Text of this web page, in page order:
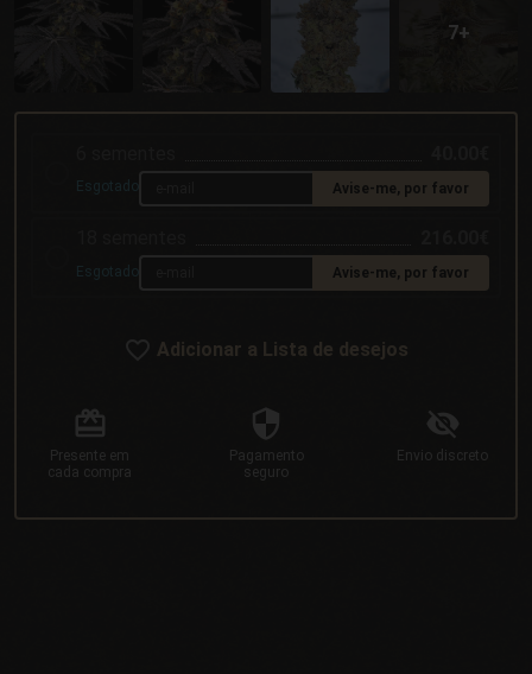
Esgotado Avise-me, por favor
Esgotado Avise-me, por favor
Adicionar a Lista de desejos
Presente em
cada compra
Pagamento
seguro
Envio discreto